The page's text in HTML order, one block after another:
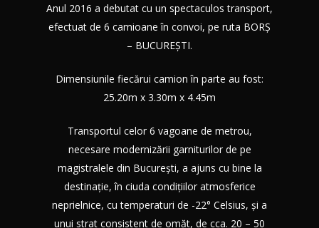
Anul 2016 a debutat cu un spectaculos transport,
efectuat de 6 camioane în convoi, pe ruta BORȘ
– BUCUREȘTI.
Dimensiunile fiecărui camion în parte au fost:
25.20m x 3.30m x 4.45m
Transportul celor 6 vagoane de metrou,
necesare modernizării garniturilor de pe
magistralele din București, a ajuns cu bine la
destinație, în ciuda condițiilor atmosferice
neprielnice, cu temperaturi de -22° Celsius, și a
unui strat consistent de omăt, de cca. 20 – 50